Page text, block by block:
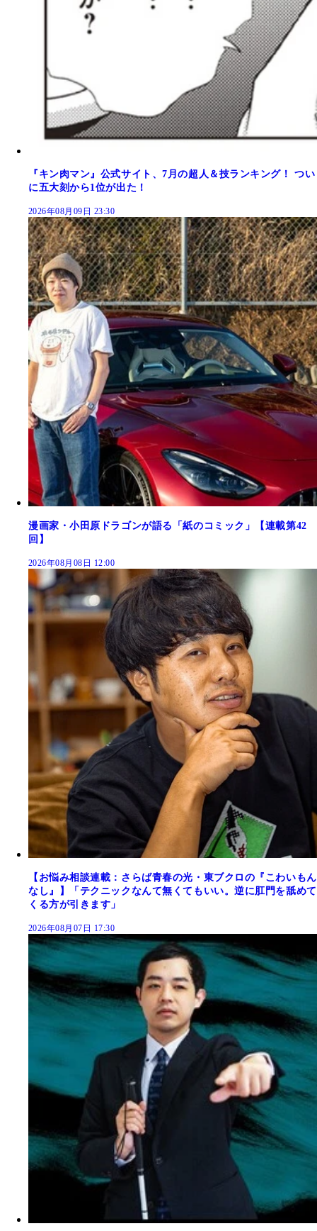
『キン肉マン』公式サイト、7月の超人＆技ランキング！ つい
に五大刻から1位が出た！
2026年08月09日 23:30
漫画家・小田原ドラゴンが語る「紙のコミック」【連載第42
回】
2026年08月08日 12:00
【お悩み相談連載：さらば青春の光・東ブクロの『こわいもん
なし』】「テクニックなんて無くてもいい。逆に肛門を舐めて
くる方が引きます」
2026年08月07日 17:30